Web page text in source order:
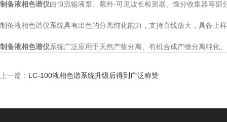
制备液相色谱仪由恒流输液泵、紫外-可见波长检测器、馏分收集器等
制备液相色谱仪系统具有出色的分离纯化能力，支持直线放大，具备上
制备液相色谱仪系统广泛应用于天然产物分离、有机合成产物分离纯化
上一篇： LC-100液相色谱系统升级后得到广泛称赞